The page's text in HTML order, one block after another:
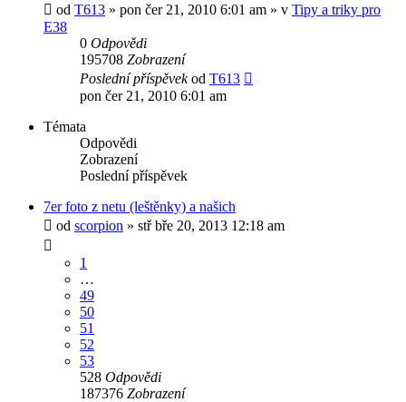
od T613 » pon čer 21, 2010 6:01 am » v Tipy a triky pro
E38
0 Odpovědi
195708 Zobrazení
Poslední příspěvekod T613
pon čer 21, 2010 6:01 am
Témata
Odpovědi
Zobrazení
Poslední příspěvek
7er foto z netu (leštěnky) a našich
od scorpion » stř bře 20, 2013 12:18 am
1
…
49
50
51
52
53
528 Odpovědi
187376 Zobrazení